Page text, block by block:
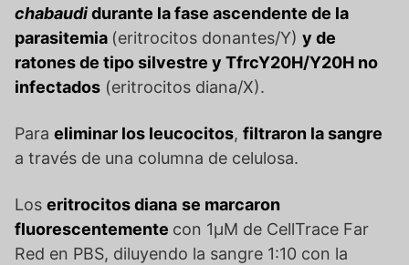
chabaudidurante la fase ascendente de la
parasitemia (eritrocitos donantes/Y) y de
ratones de tipo silvestre y TfrcY20H/Y20H no
infectados (eritrocitos diana/X).
Para eliminar los leucocitos, filtraron la sangre
a través de una columna de celulosa.
Los eritrocitos diana se marcaron
fluorescentemente con 1μM de CellTrace Far
Red en PBS, diluyendo la sangre 1:10 con la